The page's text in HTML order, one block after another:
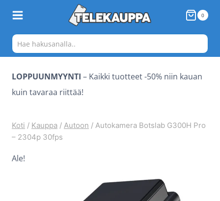
sisältöön
0
LOPPUUNMYYNTI – Kaikki tuotteet -50% niin kauan
kuin tavaraa riittää!
Koti / Kauppa / Autoon / Autokamera Botslab G300H Pro
– 2304p 30fps
Ale!